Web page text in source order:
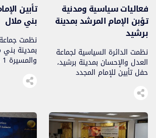
فعاليات سياسية ومدنية
تؤبن الإمام المرشد بمدينة
برشيد
نظمت الدائرة السياسية لجماعة
العدل والإحسان بمدينة برشيد،
حفل تأبين للإمام المجدد
السلام ياسين، تغمده الله بواسع
2013113.
تأبين
بني ملال
نظمت
بمدينة
عبد